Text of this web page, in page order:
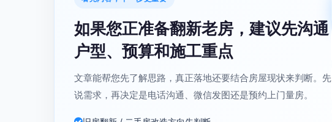
如果您正准备翻新老房，建议先沟通
户型、预算和施工重点
文章能帮您先了解思路，真正落地还要结合房屋现状来判断。先
说需求，再决定是电话沟通、微信发图还是预约上门量房。